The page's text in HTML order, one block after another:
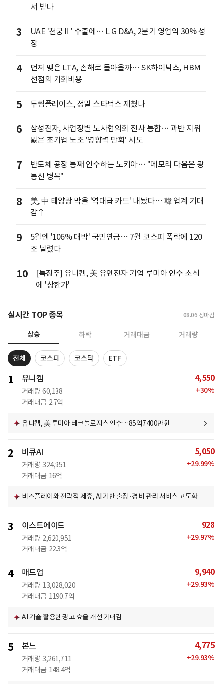
서 받나
3
UAE '천궁Ⅱ' 수출에… LIG D&A, 2분기 영업익 30% 성
장
4
먼저 맺은 LTA, 손해로 돌아올까… SK하이닉스, HBM
선점의 기회비용
5 투썸플레이스, 정말 스타벅스 제쳤나
6
삼성전자, 사업장별 노사협의회 전사 통합… 과반 지위
잃은 초기업 노조 '영향력 만회' 시도
7
반도체 공장 통째 인수하는 노키아… "메모리 다음은 광
통신 병목"
8
美, 中 태양광 막을 '역대급 카드' 내놨다… 韓 업계 기대
감↑
9
5월엔 '106% 대박' 국민연금… 7월 코스피 폭락에 120
조 날렸다
10
[특징주] 유니켐, 美 유연전자 기업 루미아 인수 소식
에 '상한가'
실시간 TOP 종목 08.06 장마감
상승 하락 거래대금 거래량
전체 코스피 코스닥 ETF
1 유니켐
거래량 60,138
거래대금 2.7억
4,550
+30%
유니켐, 美 루미아 테크놀로지스 인수…85억7400만원
2 비큐AI
거래량 324,951
거래대금 16억
5,050
+29.99%
비즈플레이와 전략적 제휴, AI 기반 출장·경비 관리 서비스 고도화
3 이스트에이드
거래량 2,620,951
거래대금 22.3억
928
+29.97%
4 매드업
거래량 13,028,020
거래대금 1190.7억
9,940
+29.93%
AI 기술 활용한 광고 효율 개선 기대감
5 본느
거래량 3,261,711
거래대금 148.4억
4,775
+29.93%